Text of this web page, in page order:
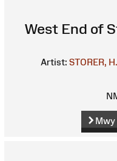
West End of
Artist: STORER,
Mwy